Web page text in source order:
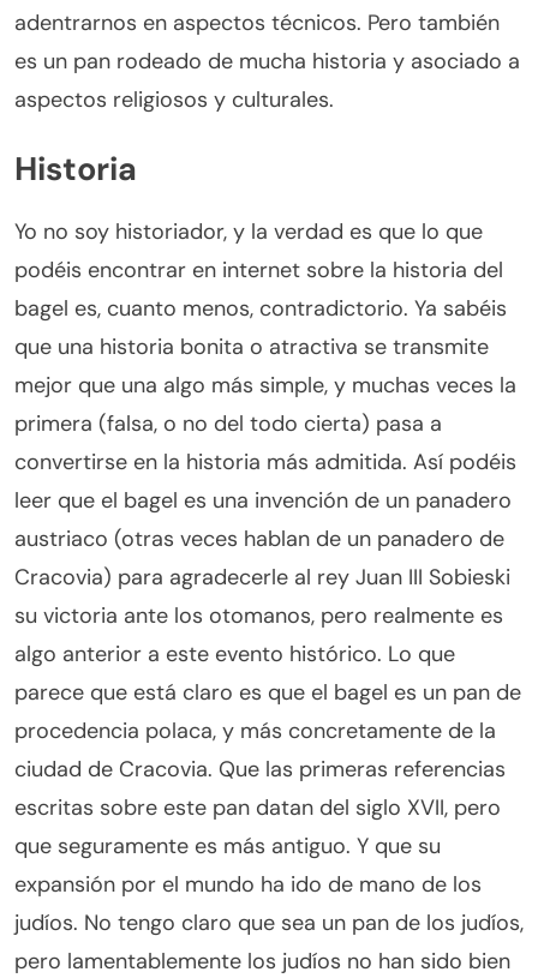
adentrarnos en aspectos técnicos. Pero también
es un pan rodeado de mucha historia y asociado a
aspectos religiosos y culturales.
Historia
Yo no soy historiador, y la verdad es que lo que
podéis encontrar en internet sobre la historia del
bagel es, cuanto menos, contradictorio. Ya sabéis
que una historia bonita o atractiva se transmite
mejor que una algo más simple, y muchas veces la
primera (falsa, o no del todo cierta) pasa a
convertirse en la historia más admitida. Así podéis
leer que el bagel es una invención de un panadero
austriaco (otras veces hablan de un panadero de
Cracovia) para agradecerle al rey Juan III Sobieski
su victoria ante los otomanos, pero realmente es
algo anterior a este evento histórico. Lo que
parece que está claro es que el bagel es un pan de
procedencia polaca, y más concretamente de la
ciudad de Cracovia. Que las primeras referencias
escritas sobre este pan datan del siglo XVII, pero
que seguramente es más antiguo. Y que su
expansión por el mundo ha ido de mano de los
judíos. No tengo claro que sea un pan de los judíos,
pero lamentablemente los judíos no han sido bien